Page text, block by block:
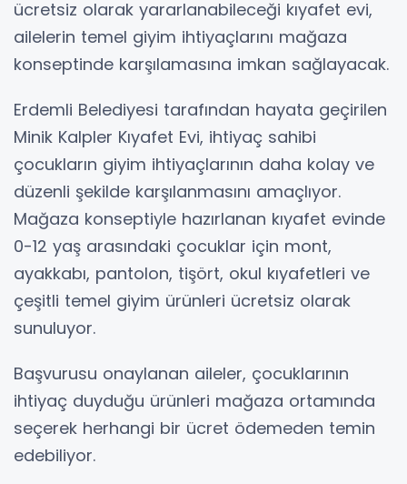
ücretsiz olarak yararlanabileceği kıyafet evi,
ailelerin temel giyim ihtiyaçlarını mağaza
konseptinde karşılamasına imkan sağlayacak.
Erdemli Belediyesi tarafından hayata geçirilen
Minik Kalpler Kıyafet Evi, ihtiyaç sahibi
çocukların giyim ihtiyaçlarının daha kolay ve
düzenli şekilde karşılanmasını amaçlıyor.
Mağaza konseptiyle hazırlanan kıyafet evinde
0-12 yaş arasındaki çocuklar için mont,
ayakkabı, pantolon, tişört, okul kıyafetleri ve
çeşitli temel giyim ürünleri ücretsiz olarak
sunuluyor.
Başvurusu onaylanan aileler, çocuklarının
ihtiyaç duyduğu ürünleri mağaza ortamında
seçerek herhangi bir ücret ödemeden temin
edebiliyor.